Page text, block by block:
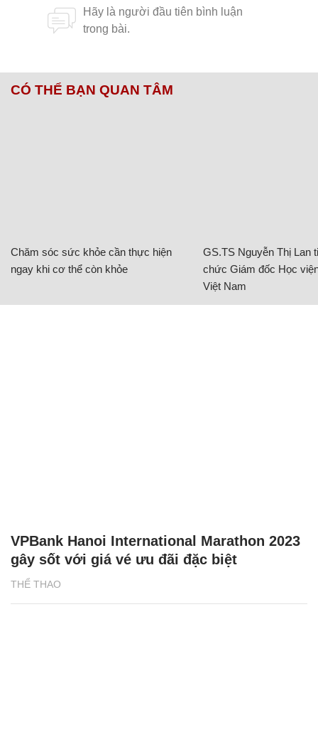
CÓ THỂ BẠN QUAN TÂM
Chăm sóc sức khỏe cần thực hiện
ngay khi cơ thể còn khỏe
GS.TS Nguyễn Thị Lan
chức Giám đốc Học
Việt Nam
THỂ THAO
VPBank Hanoi International Marathon 2023
gây sốt với giá vé ưu đãi đặc biệt